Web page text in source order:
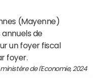
(Mayenne)
de
un foyer fiscal
foyer.
de l'Economie, 2024